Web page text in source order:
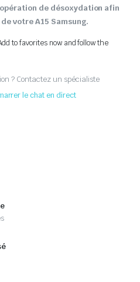
de désoxydation afin
votre A15 Samsung.
to favorites now and follow the
? Contactez un spécialiste
le chat en direct